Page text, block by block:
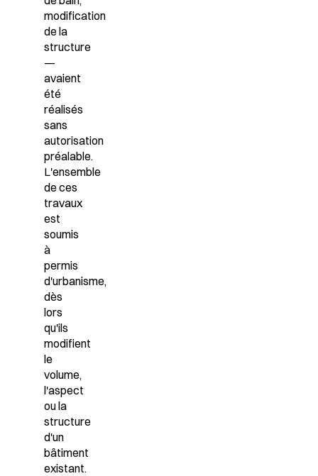
modification
de la
structure
—
avaient
été
réalisés
sans
autorisation
préalable.
L'ensemble
de ces
travaux
est
soumis
à
permis
d'urbanisme,
dès
lors
qu'ils
modifient
le
volume,
l'aspect
ou la
structure
d'un
bâtiment
existant.